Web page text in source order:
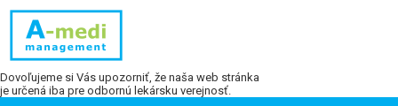
Dovoľujeme si Vás upozorniť, že naša web stránka
je určená iba pre odbornú lekársku verejnosť.